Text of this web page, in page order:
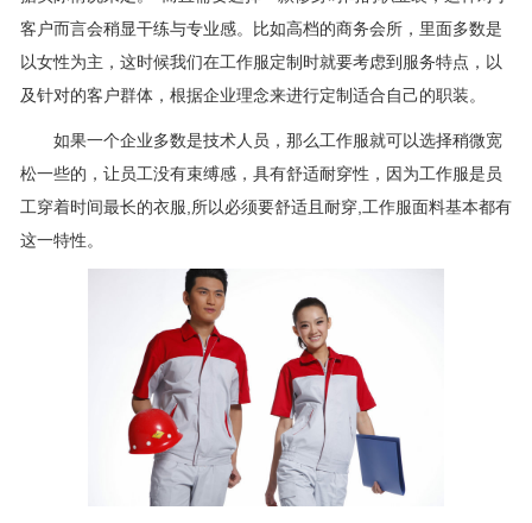
客户而言会稍显干练与专业感。比如高档的商务会所，里面多数是
以女性为主，这时候我们在工作服定制时就要考虑到服务特点，以
及针对的客户群体，根据企业理念来进行定制适合自己的职装。
如果一个企业多数是技术人员，那么工作服就可以选择稍微宽
松一些的，让员工没有束缚感，具有舒适耐穿性，因为工作服是员
工穿着时间最长的衣服,所以必须要舒适且耐穿,工作服面料基本都有
这一特性。